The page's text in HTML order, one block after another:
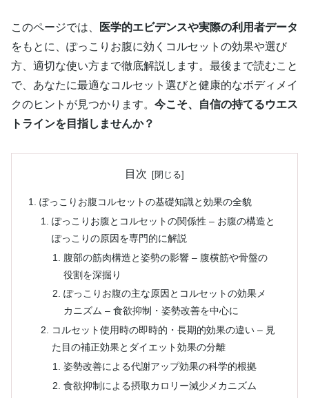
このページでは、
医学的エビデンスや実際の利用者データ
をもとに、ぽっこりお腹に効くコルセットの効果や選び
方、適切な使い方まで徹底解説します。最後まで読むこと
で、あなたに最適なコルセット選びと健康的なボディメイ
クのヒントが見つかります。 今こそ、自信の持てるウエス
トラインを目指しませんか？
目次
ぽっこりお腹コルセットの基礎知識と効果の全貌
ぽっこりお腹とコルセットの関係性 – お腹の構造と
ぽっこりの原因を専門的に解説
腹部の筋肉構造と姿勢の影響 – 腹横筋や骨盤の
役割を深掘り
ぽっこりお腹の主な原因とコルセットの効果メ
カニズム – 食欲抑制・姿勢改善を中心に
コルセット使用時の即時的・長期的効果の違い – 見
た目の補正効果とダイエット効果の分離
姿勢改善による代謝アップ効果の科学的根拠
食欲抑制による摂取カロリー減少メカニズム